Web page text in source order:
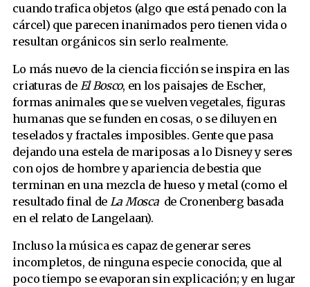
cuando trafica objetos (algo que está penado con la
cárcel) que parecen inanimados pero tienen vida o
resultan orgánicos sin serlo realmente.
Lo más nuevo de la ciencia ficción se inspira en las
criaturas de El Bosco, en los paisajes de Escher,
formas animales que se vuelven vegetales, figuras
humanas que se funden en cosas, o se diluyen en
teselados y fractales imposibles. Gente que pasa
dejando una estela de mariposas a lo Disney y seres
con ojos de hombre y apariencia de bestia que
terminan en una mezcla de hueso y metal (como el
resultado final de La Moscade Cronenberg basada
en el relato de Langelaan).
Incluso la música es capaz de generar seres
incompletos, de ninguna especie conocida, que al
poco tiempo se evaporan sin explicación; y en lugar